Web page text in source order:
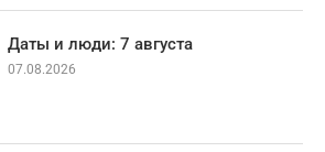
Даты и люди: 7 августа
07.08.2026